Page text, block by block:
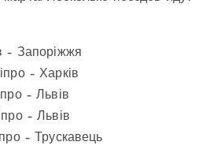
– Запоріжжя
– Харків
– Львів
– Львів
– Трускавець